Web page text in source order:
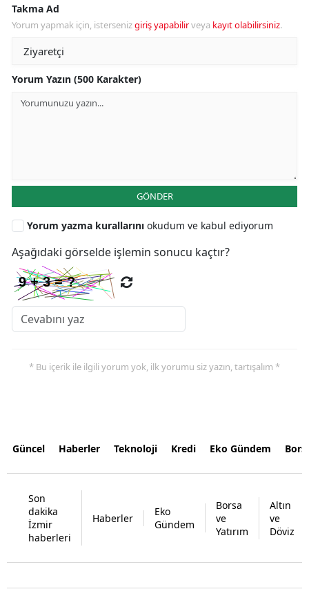
Takma Ad
Yorum yapmak için, istersenizgiriş yapabilirveya kayıt olabilirsiniz.
Yorum Yazın (500 Karakter)
GÖNDER
Yorum yazma kurallarını okudum ve kabul ediyorum
Aşağıdaki görselde işlemin sonucu kaçtır?
* Bu içerik ile ilgili yorum yok, ilk yorumu siz yazın, tartışalım *
Güncel Haberler Teknoloji Kredi Eko Gündem
Son
dakika
İzmir
haberleri
Haberler
Eko
Gündem
Borsa
ve
Yatırım
Altın
ve
Döviz